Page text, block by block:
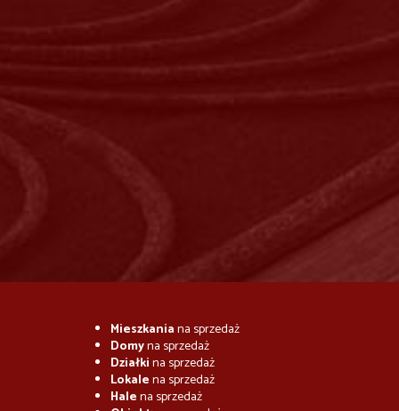
Mieszkaniana sprzedaż
Domyna sprzedaż
Działkina sprzedaż
Lokalena sprzedaż
Halena sprzedaż